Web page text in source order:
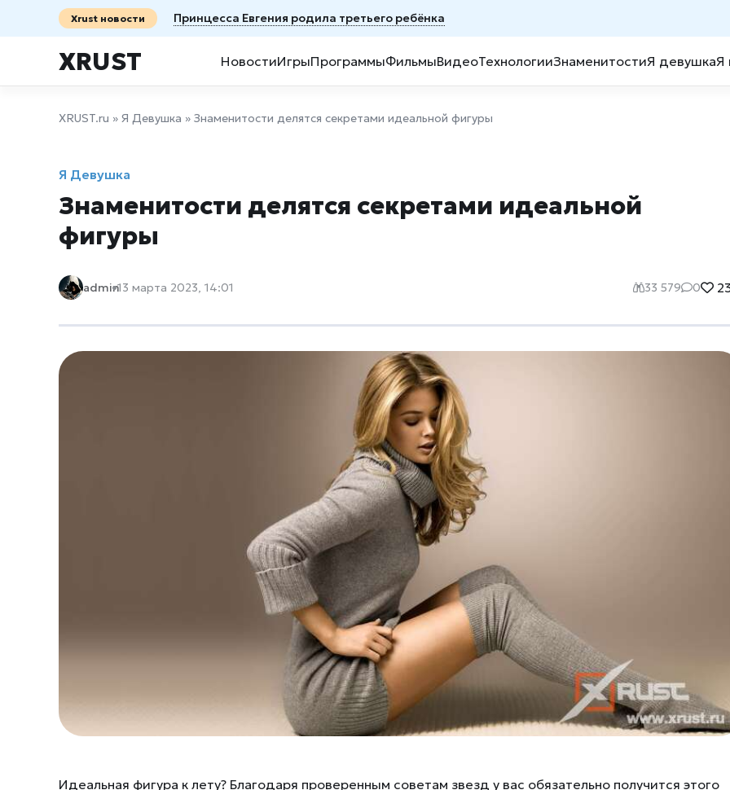
Xrust новости Принцесса Евгения родила третьего ребёнка
XRUST НовостиИгрыПрограммыФильмыВидеоТехнологииЗнаменитостиЯ девушкаЯ
XRUST.ru » Я Девушка » Знаменитости делятся секретами идеальной фигуры
Я Девушка
Знаменитости делятся секретами идеальной
фигуры
admin13 марта 2023, 14:01 33 579 0
Идеальная фигура к лету? Благодаря проверенным советам звезд у вас обязательно получится этого